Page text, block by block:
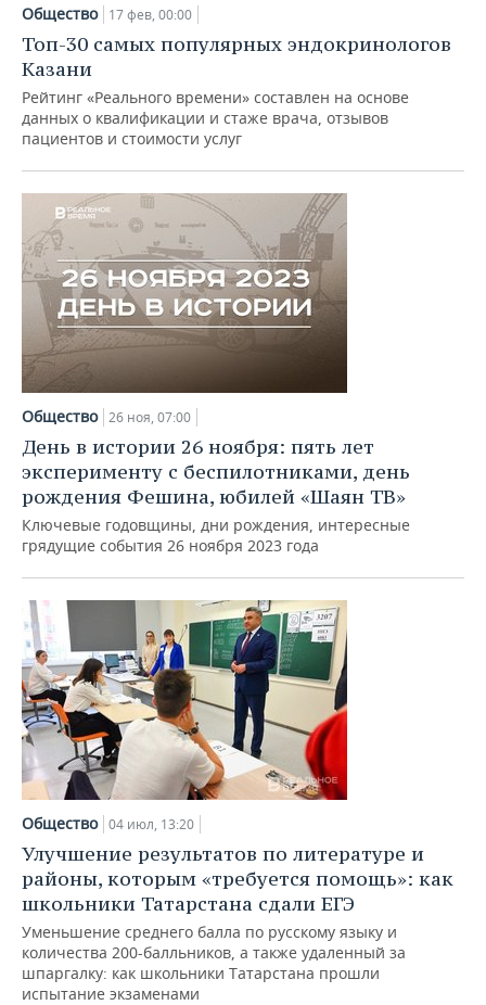
НЕФТЕХИМИЯ
НЕФТЬ
ОПК
РОЗНИЧНАЯ ТОРГОВЛЯ
ТРАНСПОРТ
УСЛУГИ
НОВОСТИ ТЕХНОЛОГИЙ
IT
МЕДИА
ТЕЛЕКОММУНИКАЦИИ
МЕРОПРИЯТИЯ
НОВОСТИ МЕРОПРИЯТИЙ
ВЫЕЗДНАЯ РЕДАКЦИЯ
БИЗНЕС-БРАНЧИ
ONLINE-КОНФЕРЕНЦИИ
ОТКРЫТАЯ ЛЕКЦИЯ
СПОРТ
НОВОСТИ СПОРТА
ФУТБОЛ
ХОККЕЙ
БАСКЕТБОЛ
ВОЛЕЙБОЛ
КИБЕРСПОРТ
ФИГУРНОЕ КАТАНИЕ
ВОДНЫЕ ВИДЫ СПОРТА
ХОККЕЙ С МЯЧОМ
ОБЩЕСТВО
НОВОСТИ ОБЩЕСТВА
ВЛАСТЬ
ИНФРАСТРУКТУРА
ИСТОРИЯ
КУЛЬТУРА
МЕДИЦИНА
ОБРАЗОВАНИЕ
ПРОИСШЕСТВИЯ
ФОТОГАЛЕРЕЯ
СЮЖЕТЫ
СПРАВОЧНИК
СПИСОК ПЕРСОН
СПИСОК КОМПАНИЙ
ПОЛНАЯ ВЕРСИЯ
Общество 17 фев, 00:00
Топ-30 самых популярных эндокринологов
Казани
Рейтинг «Реального времени» составлен на основе
данных о квалификации и стаже врача, отзывов
пациентов и стоимости услуг
Общество 26 ноя, 07:00
День в истории 26 ноября: пять лет
эксперименту с беспилотниками, день
рождения Фешина, юбилей «Шаян ТВ»
Ключевые годовщины, дни рождения, интересные
грядущие события 26 ноября 2023 года
Общество 04 июл, 13:20
Улучшение результатов по литературе и
районы, которым «требуется помощь»: как
школьники Татарстана сдали ЕГЭ
Уменьшение среднего балла по русскому языку и
количества 200-балльников, а также удаленный за
шпаргалку: как школьники Татарстана прошли
испытание экзаменами